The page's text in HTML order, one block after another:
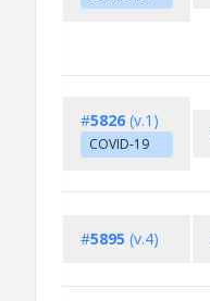
#5826 (v.1)
COVID-19
#5895 (v.4)